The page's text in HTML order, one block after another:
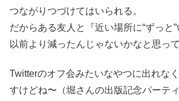
つながりつづけてはいられる。
だからある友人と『近い場所に“ずっと”
以前より減ったんじゃないかなと思って
Twitterのオフ会みたいなやつに出れな
すけどね〜（堀さんの出版記念パーテ